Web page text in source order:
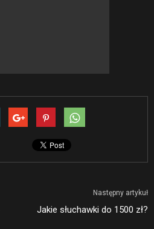
Następny artykuł
Jakie słuchawki do 1500 zł?